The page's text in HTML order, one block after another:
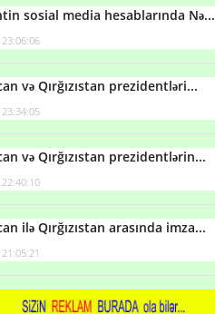
sosial media hesablarında Nə...
və Qırğızıstan prezidentləri...
və Qırğızıstan prezidentlərin...
ilə Qırğızıstan arasında imza...